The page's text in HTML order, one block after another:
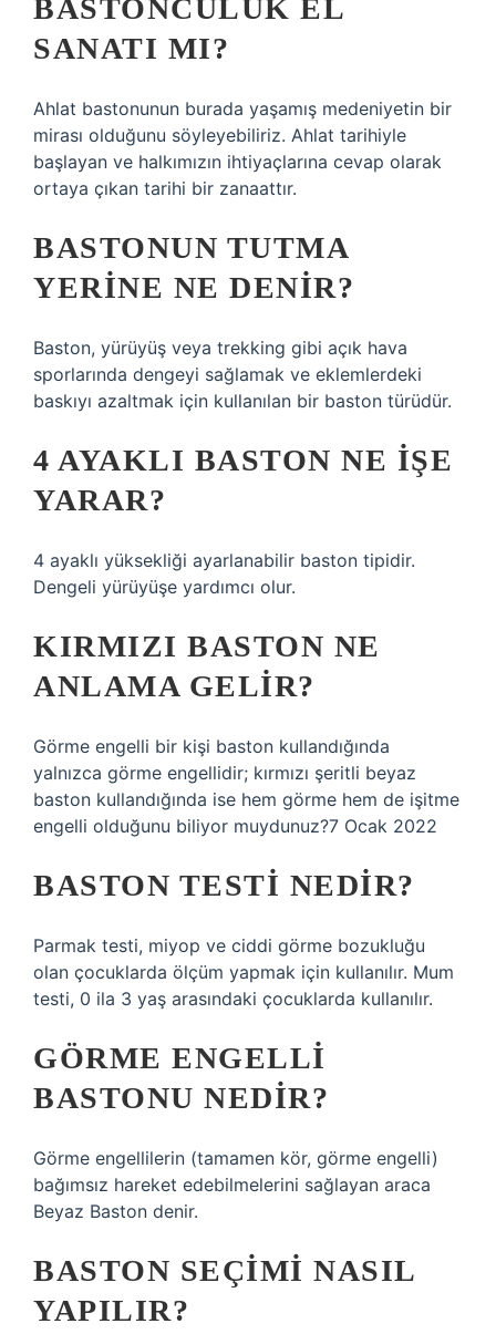
BASTONCULUK EL
SANATI MI?
Ahlat bastonunun burada yaşamış medeniyetin bir
mirası olduğunu söyleyebiliriz. Ahlat tarihiyle
başlayan ve halkımızın ihtiyaçlarına cevap olarak
ortaya çıkan tarihi bir zanaattır.
BASTONUN TUTMA
YERINE NE DENIR?
Baston, yürüyüş veya trekking gibi açık hava
sporlarında dengeyi sağlamak ve eklemlerdeki
baskıyı azaltmak için kullanılan bir baston türüdür.
4 AYAKLI BASTON NE IŞE
YARAR?
4 ayaklı yüksekliği ayarlanabilir baston tipidir.
Dengeli yürüyüşe yardımcı olur.
KIRMIZI BASTON NE
ANLAMA GELIR?
Görme engelli bir kişi baston kullandığında
yalnızca görme engellidir; kırmızı şeritli beyaz
baston kullandığında ise hem görme hem de işitme
engelli olduğunu biliyor muydunuz?7 Ocak 2022
BASTON TESTI NEDIR?
Parmak testi, miyop ve ciddi görme bozukluğu
olan çocuklarda ölçüm yapmak için kullanılır. Mum
testi, 0 ila 3 yaş arasındaki çocuklarda kullanılır.
GÖRME ENGELLI
BASTONU NEDIR?
Görme engellilerin (tamamen kör, görme engelli)
bağımsız hareket edebilmelerini sağlayan araca
Beyaz Baston denir.
BASTON SEÇIMI NASIL
YAPILIR?